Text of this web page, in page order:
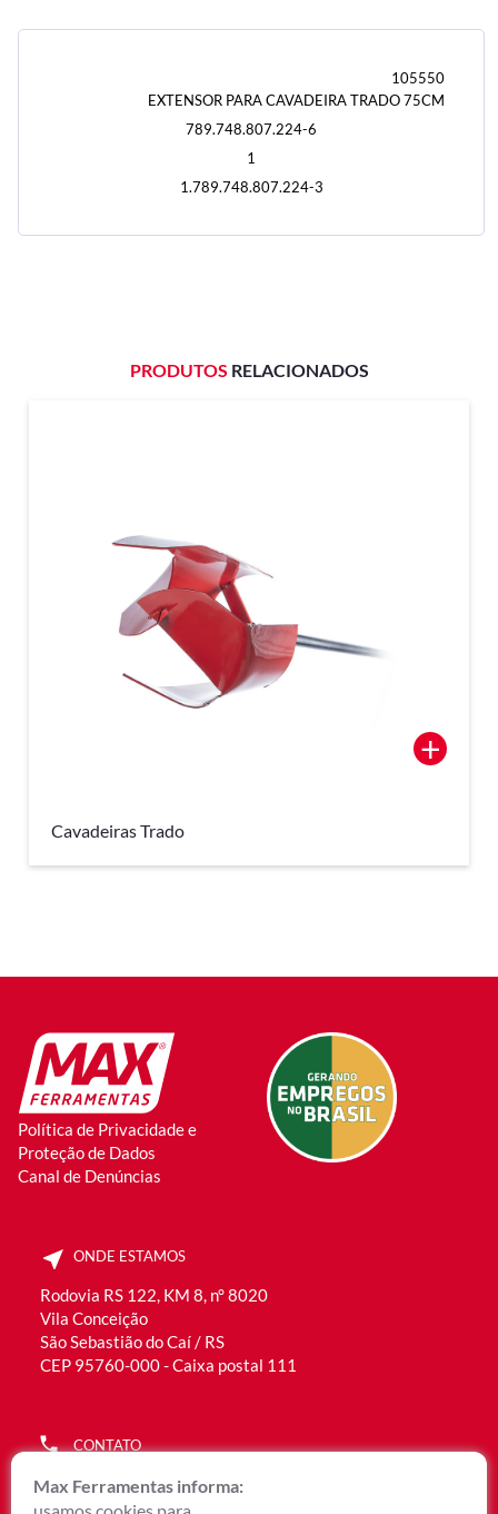
105550
EXTENSOR PARA CAVADEIRA TRADO 75CM
789.748.807.224-6
1
1.789.748.807.224-3
PRODUTOS RELACIONADOS
Cavadeiras Trado
+
Política de Privacidade e
Proteção de Dados
Canal de Denúncias
ONDE ESTAMOS
Rodovia RS 122, KM 8, n° 8020
Vila Conceição
São Sebastião do Caí / RS
CEP 95760-000 - Caixa postal 111
CONTATO
(51) 3536.2300
0800 051 6192
Max Ferramentas informa: